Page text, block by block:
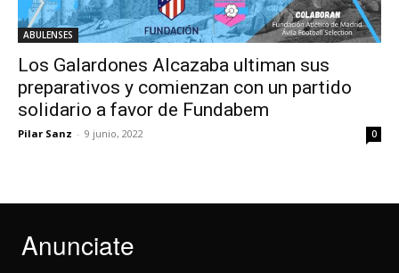
ABULENSES
Los Galardones Alcazaba ultiman sus
preparativos y comienzan con un partido
solidario a favor de Fundabem
Pilar Sanz - 9 junio, 2022 0
Anunciate